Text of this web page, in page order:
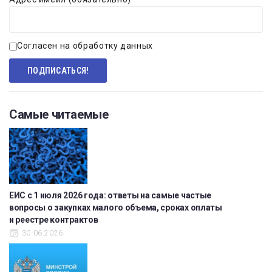
Согласен на обработку данных
Самые читаемые
ЕИС с 1 июля 2026 года: ответы на самые частые
вопросы о закупках малого объема, сроках оплаты
и реестре контрактов
30.06.2026